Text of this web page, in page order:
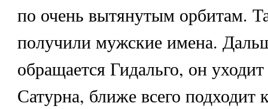
по очень вытянутым орбитам.
получили мужские имена.
обращается Гидальго, он
Сатурна, ближе всего